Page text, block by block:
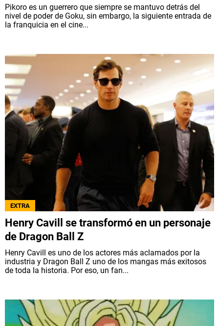
Pikoro es un guerrero que siempre se mantuvo detrás del
nivel de poder de Goku, sin embargo, la siguiente entrada de
la franquicia en el cine...
EXTRA
Henry Cavill se transformó en un personaje
de Dragon Ball Z
Henry Cavill es uno de los actores más aclamados por la
industria y Dragon Ball Z uno de los mangas más exitosos
de toda la historia. Por eso, un fan...